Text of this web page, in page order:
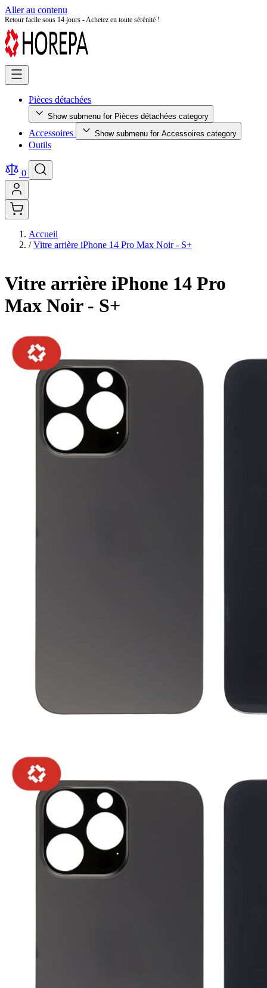
Aller au contenu
Retour facile sous 14 jours - Achetez en toute sérénité !
Pièces détachées
Show submenu for Pièces détachées category
Accessoires Show submenu for Accessoires category
Outils
0
Accueil
/ Vitre arrière iPhone 14 Pro Max Noir - S+
Vitre arrière iPhone 14 Pro
Max Noir - S+